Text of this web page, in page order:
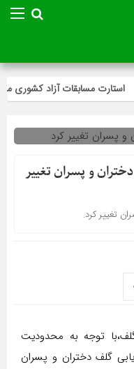
استارت مسابقات آزاد کشوری
و پسران تغییر
تغییر کرد.
توجه به محدودیت
گلف دختران و پسران